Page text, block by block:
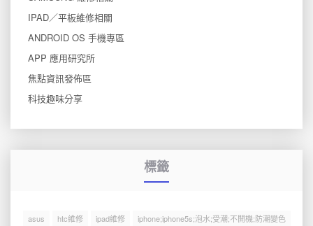
IPAD／平板維修相關
ANDROID OS 手機專區
APP 應用研究所
焦點資訊發佈區
科技趣味分享
標籤
asus htc維修 ipad維修
iphone;iphone5s;泡水;受潮;不開機;防潮變色